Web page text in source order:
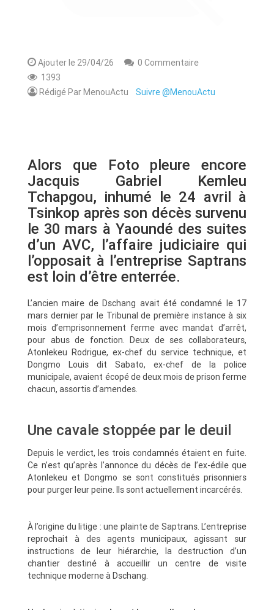
Ajouter le 29/04/26
0 Commentaire
1393
Rédigé Par MenouActu Suivre @MenouActu
Alors que Foto pleure encore
Jacquis Gabriel Kemleu
Tchapgou, inhumé le 24 avril à
Tsinkop après son décès survenu
le 30 mars à Yaoundé des suites
d’un AVC, l’affaire judiciaire qui
l’opposait à l’entreprise Saptrans
est loin d’être enterrée.
L’ancien maire de Dschang avait été condamné le 17
mars dernier par le Tribunal de première instance à six
mois d’emprisonnement ferme avec mandat d’arrêt,
pour abus de fonction. Deux de ses collaborateurs,
Atonlekeu Rodrigue, ex-chef du service technique, et
Dongmo Louis dit Sabato, ex-chef de la police
municipale, avaient écopé de deux mois de prison ferme
chacun, assortis d’amendes.
Une cavale stoppée par le deuil
Depuis le verdict, les trois condamnés étaient en fuite.
Ce n’est qu’après l’annonce du décès de l’ex-édile que
Atonlekeu et Dongmo se sont constitués prisonniers
pour purger leur peine. Ils sont actuellement incarcérés.
À l’origine du litige : une plainte de Saptrans. L’entreprise
reprochait à des agents municipaux, agissant sur
instructions de leur hiérarchie, la destruction d’un
chantier destiné à accueillir un centre de visite
technique moderne à Dschang.